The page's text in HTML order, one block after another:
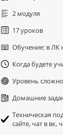
2 модуля
17 уроков
Обучение: в ЛК
Когда будете
Уровень
Домашние
Техническая
сайте, чат в вк,